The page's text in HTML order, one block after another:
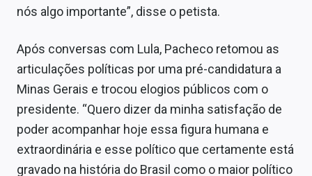
nós algo importante”, disse o petista.
Após conversas com Lula, Pacheco retomou as
articulações políticas por uma pré-candidatura a
Minas Gerais e trocou elogios públicos com o
presidente. “Quero dizer da minha satisfação de
poder acompanhar hoje essa figura humana e
extraordinária e esse político que certamente está
gravado na história do Brasil como o maior político